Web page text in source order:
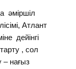
әміршіл
Атлант
дейінгі
, сол
– нағыз